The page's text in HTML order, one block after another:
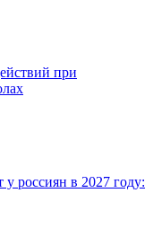
при
у россиян в 2027 году: